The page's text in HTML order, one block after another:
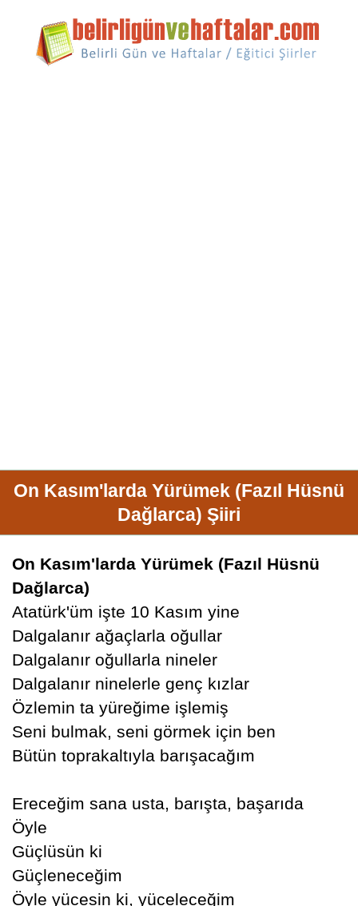
On Kasım'larda Yürümek (Fazıl Hüsnü
Dağlarca) Şiiri
On Kasım'larda Yürümek (Fazıl Hüsnü
Dağlarca)
Atatürk'üm işte 10 Kasım yine
Dalgalanır ağaçlarla oğullar
Dalgalanır oğullarla nineler
Dalgalanır ninelerle genç kızlar
Özlemin ta yüreğime işlemiş
Seni bulmak, seni görmek için ben
Bütün toprakaltıyla barışacağım
Ereceğim sana usta, barışta, başarıda
Öyle
Güçlüsün ki
Güçleneceğim
Öyle yücesin ki, yüceleceğim